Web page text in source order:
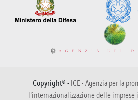
Copyright® - ICE - Agenzia per la
l'internazionalizzazione delle imprese